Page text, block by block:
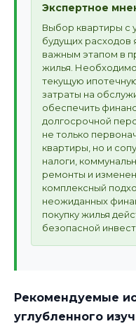
Экспертное
Выбор квартиры с
будущих расходов
важным этапом в
жилья.
текущую
затраты на
обеспечить
долгосрочной
не только
квартиры, но и
налоги,
ремонты и
комплексный
неожиданных
покупку жилья
безопасной
Рекомендуемые
углубленного